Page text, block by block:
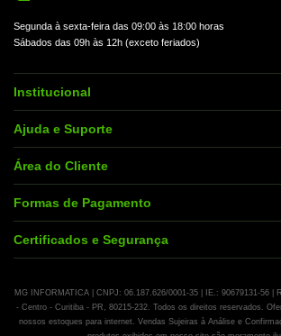
Segunda à sexta-feira das 09:00 às 18:00 horas
Sábados das 09h às 12h (exceto feriados)
Institucional
Ajuda e Suporte
Área do Cliente
Formas de Pagamento
Certificados e Segurança
MG INFORMATICA | CNPJ: 06.187.626/0001-35 | IE.: 90679131-56 |
- Centro - Curitiba - PR, 80215-232. Todos os direitos reservados.
nossos estoques para internet. Vendas Sujeiras à Análise e